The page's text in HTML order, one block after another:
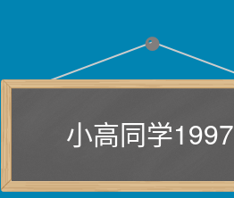
小高同学1997